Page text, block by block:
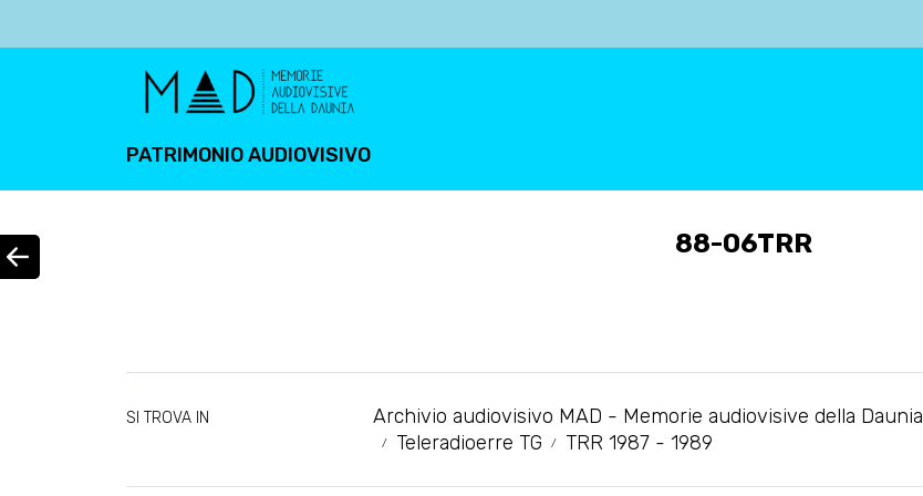
PATRIMONIO AUDIOVISIVO
88-06TRR
SI TROVA IN Archivio audiovisivo MAD - Memorie audiovisive della Daunia
Teleradioerre TG
TRR 1987 - 1989